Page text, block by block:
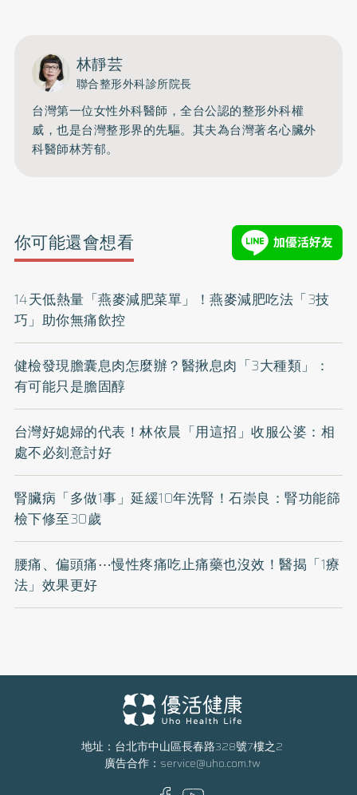
林靜芸
聯合整形外科診所院長
台灣第一位女性外科醫師，全台公認的整形外科權
威，也是台灣整形界的先驅。其夫為台灣著名心臟外
科醫師林芳郁。
你可能還會想看
14天低熱量「燕麥減肥菜單」！燕麥減肥吃法「3技
巧」助你無痛飲控
健檢發現膽囊息肉怎麼辦？醫揪息肉「3大種類」：
有可能只是膽固醇
台灣好媳婦的代表！林依晨「用這招」收服公婆：相
處不必刻意討好
腎臟病「多做1事」延緩10年洗腎！石崇良：腎功能篩
檢下修至30歲
腰痛、偏頭痛⋯慢性疼痛吃止痛藥也沒效！醫揭「1療
法」效果更好
地址：台北市中山區長春路328號7樓之2
廣告合作： service@uho.com.tw